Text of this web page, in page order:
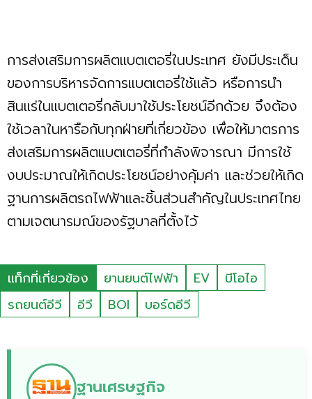
การส่งเสริมการผลิตแบตเตอรี่ในประเทศ ยังมีประเด็น
ของการบริหารจัดการแบตเตอรี่ใช้แล้ว หรือการนำ
สินแร่ในแบตเตอรี่กลับมาใช้ประโยชน์อีกด้วย จึงต้อง
ใช้เวลาในหารือกับทุกฝ่ายที่เกี่ยวข้อง เพื่อให้มาตรการ
ส่งเสริมการผลิตแบตเตอรี่ที่กำลังพิจารณา มีการใช้
งบประมาณให้เกิดประโยชน์อย่างคุ้มค่า และช่วยให้เกิด
ฐานการผลิตรถไฟฟ้าและชิ้นส่วนสำคัญในประเทศไทย
ตามเจตนารมณ์ของรัฐบาลที่ตั้งไว้
แท็กที่เกี่ยวข้อง ยานยนต์ไฟฟ้า EV
บีโอไอ
รถยนต์อีวี
อีวี BOI บอร์ดอีวี
ฐานเศรษฐกิจ